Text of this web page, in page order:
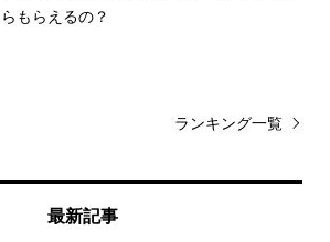
らもらえるの？
ランキング一覧
最新記事